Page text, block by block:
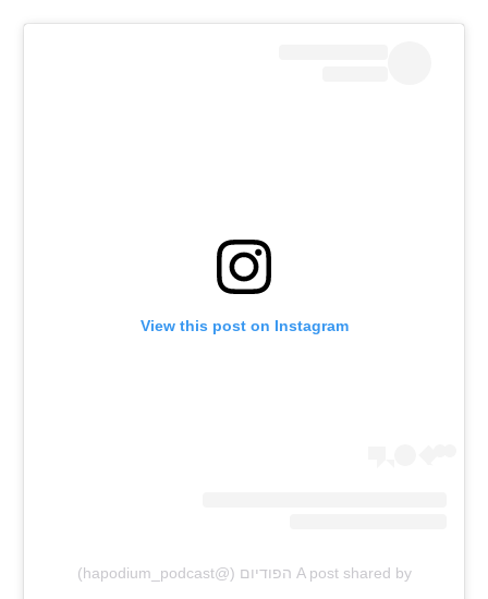
מדיניות פרטיות
View this post on Instagram
A post shared by הפודיום (@hapodium_podcast)